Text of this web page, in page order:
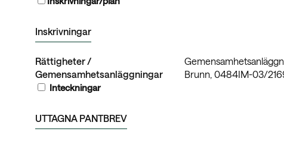
Inskrivningar
Rättigheter /
Gemensamhetsanläggningar
Brunn, 0484IM-03/
Inteckningar
UTTAGNA PANTBREV